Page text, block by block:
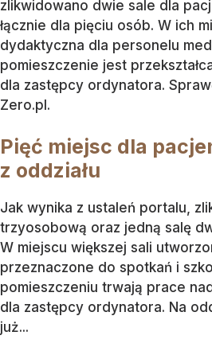
zlikwidowano dwie sale dla
łącznie dla pięciu osób. W ich
dydaktyczna dla personelu
pomieszczenie jest
dla zastępcy ordynatora.
Zero.pl.
Pięć miejsc dla
z oddziału
Jak wynika z ustaleń portalu,
trzyosobową oraz jedną salę
W miejscu większej sali
przeznaczone do spotkań i
pomieszczeniu trwają prace
dla zastępcy ordynatora. Na
już...